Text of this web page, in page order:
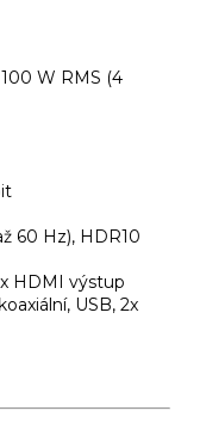
W RMS (4
60 Hz), HDR10
HDMI výstup
USB, 2x